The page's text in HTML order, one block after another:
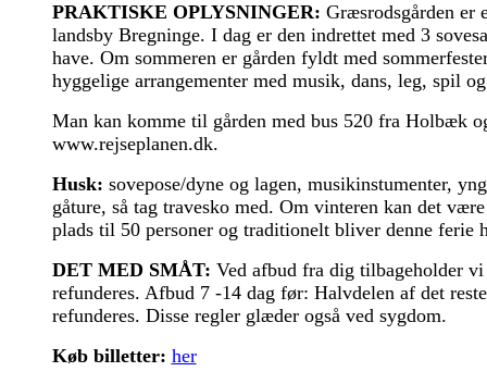
PRAKTISKE OPLYSNINGER: Græsrodsgården er
landsby Bregninge. I dag er den indrettet med 3
have. Om sommeren er gården fyldt med
hyggelige arrangementer med musik, dans, leg, spil
Man kan komme til gården med bus 520 fra Holbæk
www.rejseplanen.dk.
Husk: sovepose/dyne og lagen, musikinstumenter,
gåture, så tag travesko med. Om vinteren kan det
plads til 50 personer og traditionelt bliver denne ferie
DET MED SMÅT: Ved afbud fra dig tilbageholder
refunderes. Afbud 7 -14 dag før: Halvdelen af det
refunderes. Disse regler glæder også ved sygdom.
Køb billetter: her